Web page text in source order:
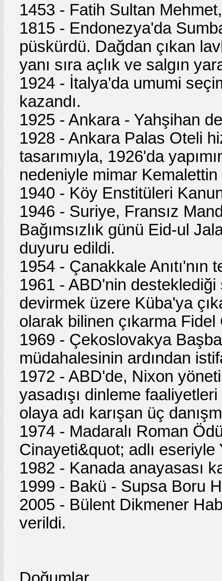
1453 - Fatih Sultan
1815 - Endonezya'da
püskürdü. Dağdan çıkan
yanı sıra açlık ve salgın
1924 - İtalya'da umumi
kazandı.
1925 - Ankara - Yahşihan
1928 - Ankara Palas Oteli
tasarımıyla, 1926'da
nedeniyle mimar Kemalettin
1940 - Köy Enstitüleri
1946 - Suriye, Fransız
Bağımsızlık günü Eid-ul
duyuru edildi.
1954 - Çanakkale Anıtı'nın
1961 - ABD'nin
devirmek üzere Küba'ya
olarak bilinen çıkarma
1969 - Çekoslovakya
müdahalesinin ardından
1972 - ABD'de, Nixon
yasadışı dinleme faaliyetleri
olaya adı karışan üç
1974 - Madaralı Roman
Cinayeti&quot; adlı eseriyle
1982 - Kanada anayasası
1999 - Bakü - Supsa Boru
2005 - Bülent Dikmener
verildi.